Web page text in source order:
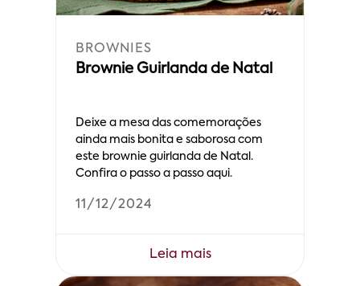
BROWNIES
Brownie Guirlanda de Natal
Deixe a mesa das comemorações
ainda mais bonita e saborosa com
este brownie guirlanda de Natal.
Confira o passo a passo aqui.
11/12/2024
Leia mais